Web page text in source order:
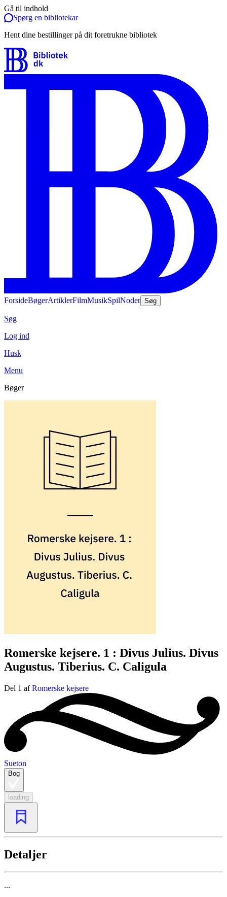
Gå til indhold
Spørg en bibliotekar
Hent dine bestillinger på dit foretrukne bibliotek
ForsideBøgerArtiklerFilmMusikSpilNoder Søg
Søg
Log ind
Husk
Menu
Bøger
Romerske kejsere. 1 : Divus Julius. Divus
Augustus. Tiberius. C. Caligula
Del 1 afRomerske kejsere
Sueton
Bog
loading
Detaljer
...